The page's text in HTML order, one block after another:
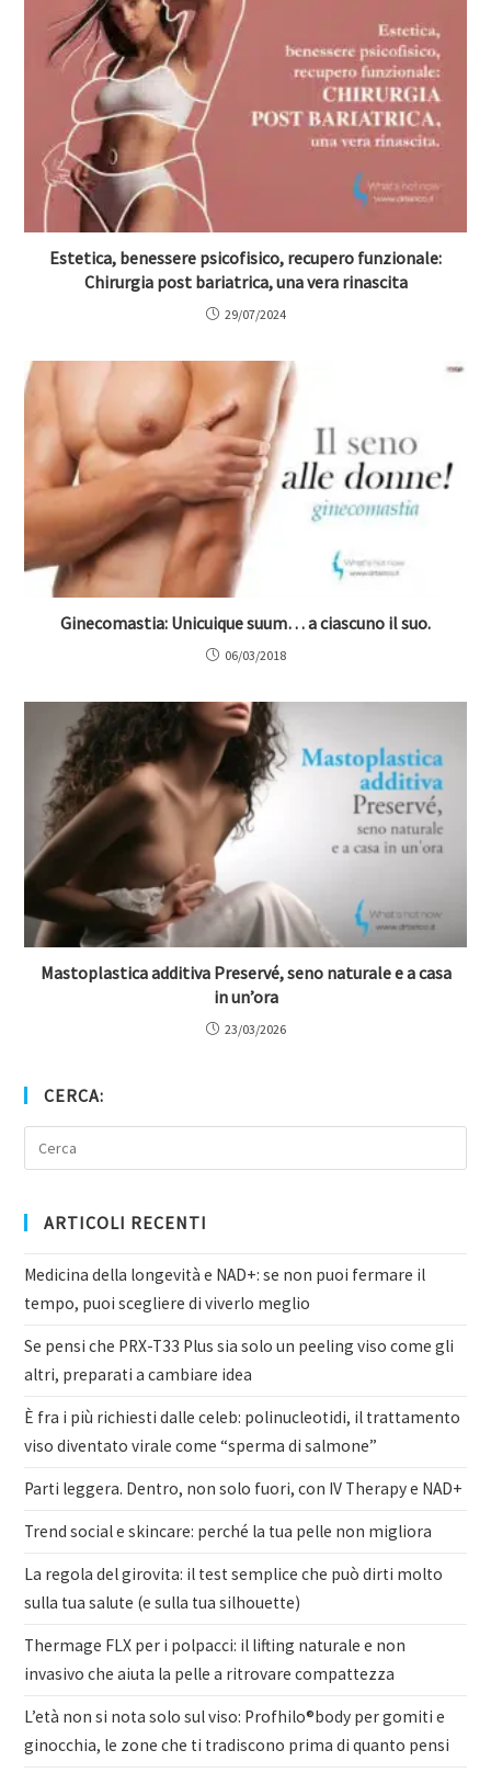
Estetica, benessere psicofisico, recupero funzionale:
Chirurgia post bariatrica, una vera rinascita
29/07/2024
Ginecomastia: Unicuique suum… a ciascuno il suo.
06/03/2018
Mastoplastica additiva Preservé, seno naturale e a casa
in un’ora
23/03/2026
CERCA:
ARTICOLI RECENTI
Medicina della longevità e NAD+: se non puoi fermare il
tempo, puoi scegliere di viverlo meglio
Se pensi che PRX-T33 Plus sia solo un peeling viso come gli
altri, preparati a cambiare idea
È fra i più richiesti dalle celeb: polinucleotidi, il trattamento
viso diventato virale come “sperma di salmone”
Parti leggera. Dentro, non solo fuori, con IV Therapy e NAD+
Trend social e skincare: perché la tua pelle non migliora
La regola del girovita: il test semplice che può dirti molto
sulla tua salute (e sulla tua silhouette)
Thermage FLX per i polpacci: il lifting naturale e non
invasivo che aiuta la pelle a ritrovare compattezza
L’età non si nota solo sul viso: Profhilo®body per gomiti e
ginocchia, le zone che ti tradiscono prima di quanto pensi